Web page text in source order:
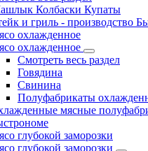
Колбаски Купаты
и гриль - производство
охлажденное
охлажденное
Смотреть весь раздел
Говядина
Свинина
Полуфабрикаты
мясные
глубокой заморозки
глубокой заморозки